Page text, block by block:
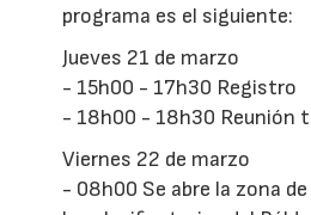
programa es el siguiente:
Jueves 21 de marzo
- 15h00 - 17h30 Registro
- 18h00 - 18h30 Reunión
Viernes 22 de marzo
- 08h00 Se abre la zona